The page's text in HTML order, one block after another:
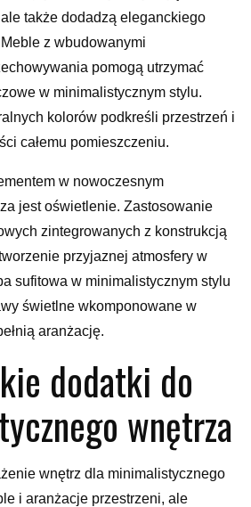
także dodadzą eleganckiego
z wbudowanymi
pomogą utrzymać
w minimalistycznym stylu.
kolorów podkreśli przestrzeń i
całemu pomieszczeniu.
w nowoczesnym
jest oświetlenie. Zastosowanie
zintegrowanych z konstrukcją
przyjaznej atmosfery w
sufitowa w minimalistycznym stylu
świetlne wkomponowane w
aranżację.
dodatki do
wnętrza
wnętrz dla minimalistycznego
i aranżacje przestrzeni, ale